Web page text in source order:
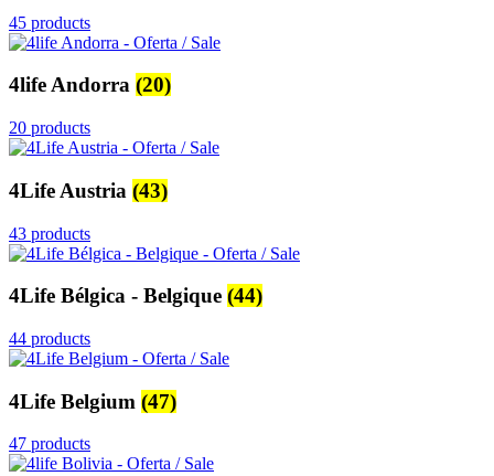
45 products
4life Andorra (20)
20 products
4Life Austria (43)
43 products
4Life Bélgica - Belgique (44)
44 products
4Life Belgium (47)
47 products